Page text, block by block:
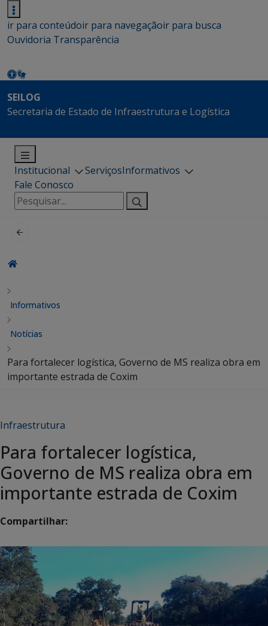
ir para conteúdoir para navegaçãoir para busca
Ouvidoria Transparência
SEILOG
Secretaria de Estado de Infraestrutura e Logística
Institucional ServiçosInformativos
Fale Conosco
Pesquisar
por:
Informativos
Notícias
Para fortalecer logística, Governo de MS realiza obra em
importante estrada de Coxim
Infraestrutura
Para fortalecer logística,
Governo de MS realiza obra em
importante estrada de Coxim
Compartilhar: